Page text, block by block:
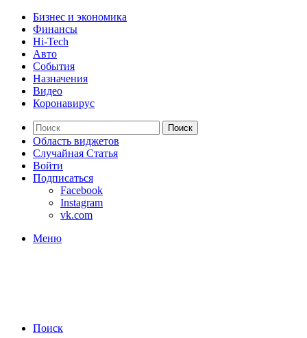
Бизнес и экономика
Финансы
Hi-Tech
Авто
События
Назначения
Видео
Коронавирус
Поиск
Область виджетов
Случайная Статья
Войти
Подписаться
Facebook
Instagram
vk.com
Меню
Поиск